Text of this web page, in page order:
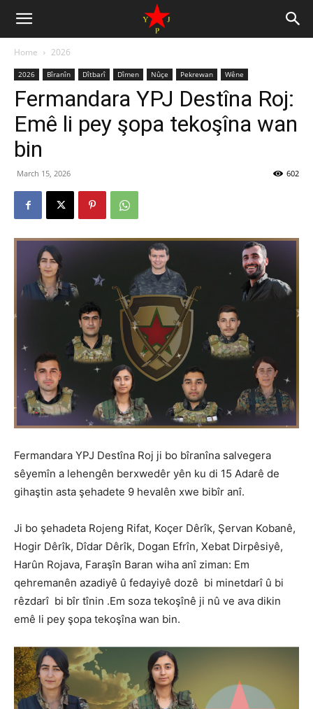
Home 2026
2026 Bîranîn Dîtbarî Dîmen Nûçe Pekrewan Wêne
Fermandara YPJ Destîna Roj:
Emê li pey şopa tekoşîna wan
bin
March 15, 2026 602
Fermandara YPJ Destîna Roj ji bo bîranîna salvegera
sêyemîn a lehengên berxwedêr yên ku di 15 Adarê de
gihaştin asta şehadete 9 hevalên xwe bibîr anî.
Ji bo şehadeta Rojeng Rifat, Koçer Dêrîk, Şervan Kobanê,
Hogir Dêrîk, Dîdar Dêrîk, Dogan Efrîn, Xebat Dirpêsiyê,
Harûn Rojava, Faraşîn Baran wiha anî ziman: Em
qehremanên azadiyê û fedayiyê dozê bi minetdarî û bi
rêzdarî bi bîr tînin .Em soza tekoşînê ji nû ve ava dikin
emê li pey şopa tekoşîna wan bin.